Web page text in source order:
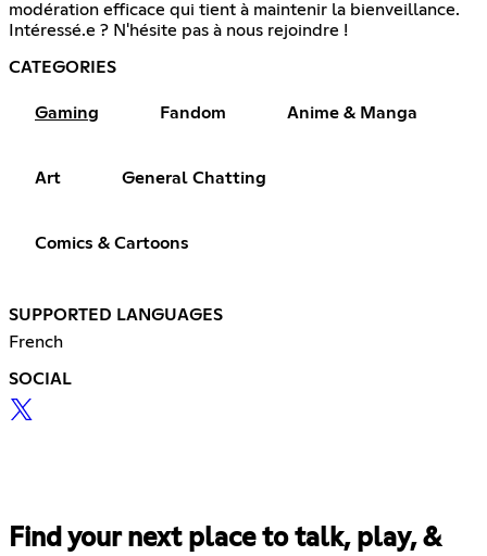
modération efficace qui tient à maintenir la bienveillance.
Intéressé.e ? N'hésite pas à nous rejoindre !
CATEGORIES
Gaming Fandom Anime & Manga
Art General Chatting
Comics & Cartoons
SUPPORTED LANGUAGES
French
SOCIAL
Find your next place to talk, play, &